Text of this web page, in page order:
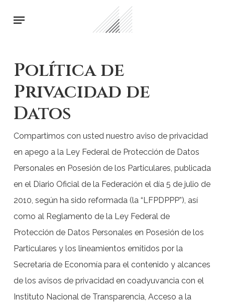
Menu
Política de
Privacidad de
Datos
Compartimos con usted nuestro aviso de privacidad
en apego a la Ley Federal de Protección de Datos
Personales en Posesión de los Particulares, publicada
en el Diario Oficial de la Federación el día 5 de julio de
2010, según ha sido reformada (la “LFPDPPP”), así
como al Reglamento de la Ley Federal de
Protección de Datos Personales en Posesión de los
Particulares y los lineamientos emitidos por la
Secretaría de Economía para el contenido y alcances
de los avisos de privacidad en coadyuvancia con el
Instituto Nacional de Transparencia, Acceso a la